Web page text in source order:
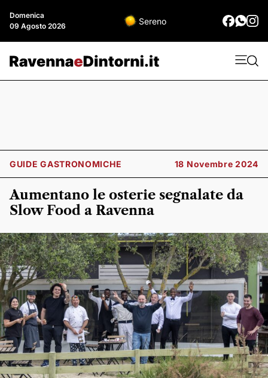
Domenica
09 Agosto 2026
Sereno
GUIDE GASTRONOMICHE 18 Novembre 2024
Aumentano le osterie segnalate da
Slow Food a Ravenna